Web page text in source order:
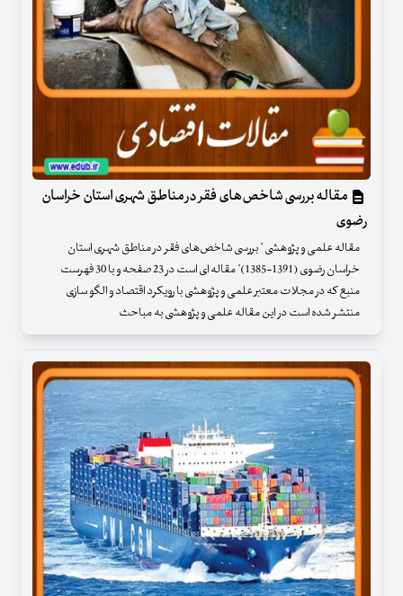
مقاله بررسی شاخص‌های فقر در مناطق شهری استان خراسان
رضوی
مقاله علمی و پژوهشی " بررسی شاخص‌های فقر در مناطق شهری استان
خراسان رضوی (1391-1385)" مقاله ای است در 23 صفحه و با 30 فهرست
منبع که در مجلات معتبر علمی و پژوهشی با رویکرد اقتصاد و الگو سازی
منتشر شده است در این مقاله علمی و پژوهشی به مباحث